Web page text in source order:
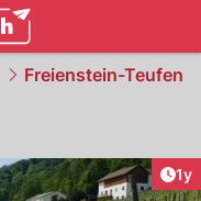
Freienstein-Teufen
1y